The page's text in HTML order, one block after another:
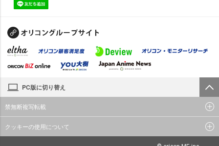
PC版に切り替え
禁無断複写転載
クッキーの使用について